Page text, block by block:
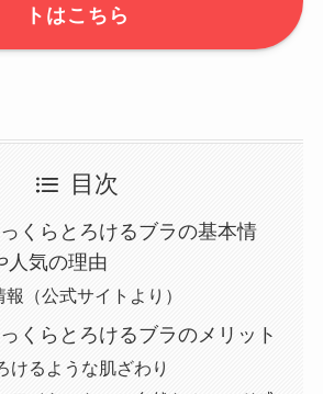
トはこちら
目次
くらとろけるブラの基本情
気の理由
報（公式サイトより）
くらとろけるブラのメリット
けるような肌ざわり